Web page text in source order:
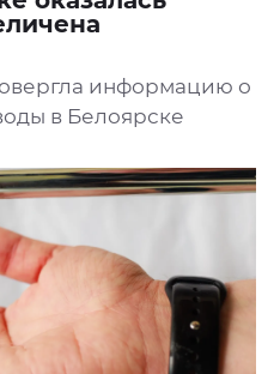
информацию о
в Белоярске